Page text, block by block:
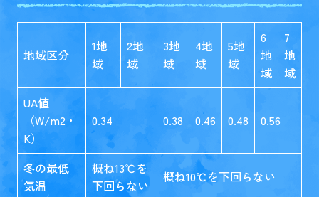
地域区分
1地
域
2地
域
3地
域
4地
域
5地
域
6
地
域
7
地
域
UA値
（W/m2・
K）
0.34 0.38 0.46 0.48 0.56
冬の最低
気温
概ね13℃を
下回らない
概ね10℃を下回らない